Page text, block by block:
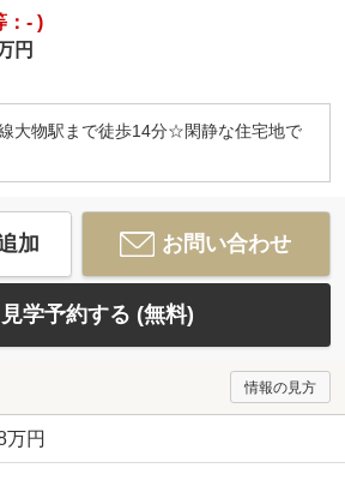
：- )
円
大物駅まで徒歩14分☆閑静な住宅地で
加 お問い合わせ
見学予約する (無料)
情報の見方
万円